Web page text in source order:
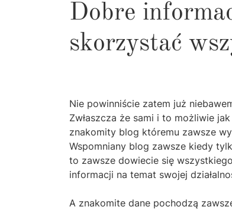
Dobre
skorzystać
Nie powinniście zatem już
Zwłaszcza że sami i to możliwie
znakomity blog któremu zawsze
Wspomniany blog zawsze kiedy
to zawsze dowiecie się
informacji na temat swojej
A znakomite dane pochodzą